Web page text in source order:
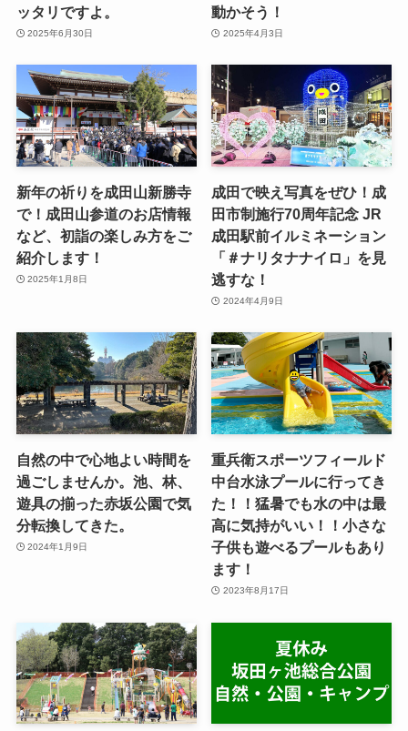
ッタリですよ。
2025年6月30日
動かそう！
2025年4月3日
新年の祈りを成田山新勝寺
で！成田山参道のお店情報
など、初詣の楽しみ方をご
紹介します！
2025年1月8日
成田で映え写真をぜひ！成
田市制施行70周年記念 JR
成田駅前イルミネーション
「＃ナリタナナイロ」を見
逃すな！
2024年4月9日
自然の中で心地よい時間を
過ごしませんか。池、林、
遊具の揃った赤坂公園で気
分転換してきた。
2024年1月9日
重兵衛スポーツフィールド
中台水泳プールに行ってき
た！！猛暑でも水の中は最
高に気持がいい！！小さな
子供も遊べるプールもあり
ます！
2023年8月17日